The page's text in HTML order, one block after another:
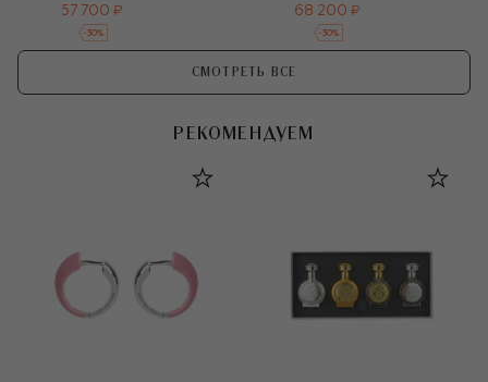
57 700 ₽
-30%
68 200 ₽
-30%
СМОТРЕТЬ ВСЕ
РЕКОМЕНДУЕМ